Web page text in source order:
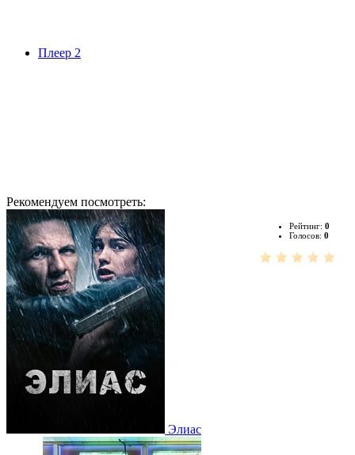
Плеер 2
Рекомендуем посмотреть:
Рейтинг: 0
Голосов: 0
Элиас